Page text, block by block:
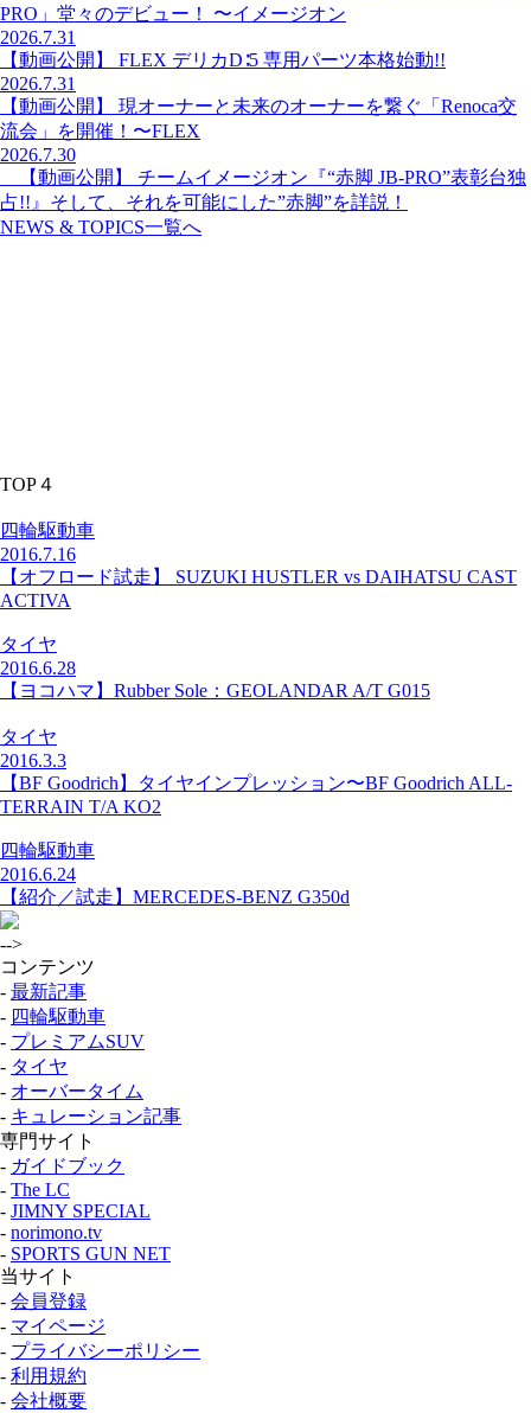
PRO」堂々のデビュー！ 〜イメージオン
2026.7.31
【動画公開】 FLEX デリカD∶5 専用パーツ本格始動!!
2026.7.31
【動画公開】 現オーナーと未来のオーナーを繋ぐ「Renoca交
流会」を開催！〜FLEX
2026.7.30
【動画公開】 チームイメージオン『“赤脚 JB-PRO”表彰台独
占!!』そして、それを可能にした”赤脚”を詳説！
NEWS & TOPICS一覧へ
TOP４
四輪駆動車
2016.7.16
【オフロード試走】 SUZUKI HUSTLER vs DAIHATSU CAST
ACTIVA
タイヤ
2016.6.28
【ヨコハマ】Rubber Sole：GEOLANDAR A/T G015
タイヤ
2016.3.3
【BF Goodrich】タイヤインプレッション〜BF Goodrich ALL-
TERRAIN T/A KO2
四輪駆動車
2016.6.24
【紹介／試走】MERCEDES-BENZ G350d
-->
コンテンツ
- 最新記事
- 四輪駆動車
- プレミアムSUV
- タイヤ
- オーバータイム
- キュレーション記事
専門サイト
- ガイドブック
- The LC
- JIMNY SPECIAL
- norimono.tv
- SPORTS GUN NET
当サイト
- 会員登録
- マイページ
- プライバシーポリシー
- 利用規約
- 会社概要